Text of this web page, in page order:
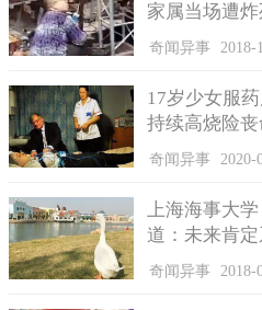
美国凤凰城飞碟的真相
可能是因为当时发生的事情对
人员伤亡，人们的生活还是继续。
警方对当天的事件给出的解释
是真相还需要时间。因为如果是机
当地先进的雷达装置肯定会有报警
家属当场遭
奇闻异事 2018-
17岁少女服
持续高烧险丧
奇闻异事 2020-
上海海事大
道：未来肯定
奇闻异事 2018-